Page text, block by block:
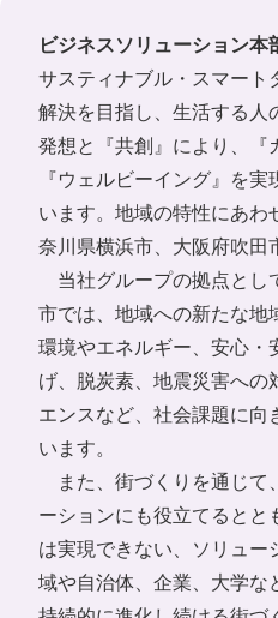
ビジネスソリューション本
サスティナブル・スマート
解決を目指し、生活する人
発想と『共創』により、『
『ウェルビーイング』を
います。地域の特性にあわ
奈川県横浜市、大阪府吹田
当社グループの拠点とし
市では、地域への新たな地
環境やエネルギー、安心・
げ、脱炭素、地震災害への
エンスなど、社会課題に向
います。
また、街づくりを通じて
ーションにも役立てると
は実現できない、ソリュ
域や自治体、企業、大学な